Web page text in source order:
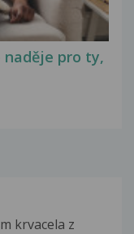
pro ty,
krvacela z